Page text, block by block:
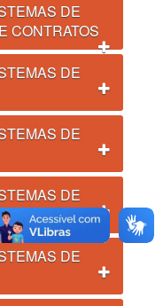
DE
CONTRATOS
DE
DE
DE
DE